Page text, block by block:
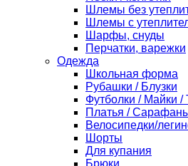
Шлемы без
Шлемы с
Шарфы, снуды
Перчатки, варежки
Одежда
Школьная форма
Рубашки / Блузки
Футболки / Майки /
Платья /
Велосипедки/
Шорты
Для купания
Брюки